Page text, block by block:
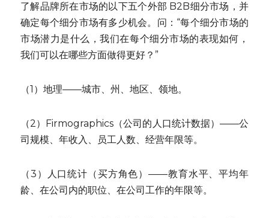
了解品牌所在市场的以下五个外部 B2B细分市场，并
确定每个细分市场有多少机会。问：“每个细分市场的
市场潜力是什么，我们在每个细分市场的表现如何，
我们可以在哪些方面做得更好？”
（1）地理——城市、州、地区、领地。
（2）Firmographics（公司的人口统计数据）——公
司规模、年收入、员工人数、经营年限等。
（3）人口统计（买方角色）——教育水平、平均年
龄、在公司内的职位、在公司工作的年限等。